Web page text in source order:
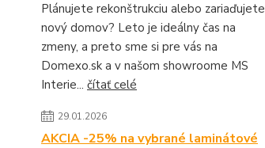
Plánujete rekonštrukciu alebo zariaďujete
nový domov? Leto je ideálny čas na
zmeny, a preto sme si pre vás na
Domexo.sk a v našom showroome MS
Interie... čítať celé
29.01.2026
AKCIA -25% na vybrané laminátové